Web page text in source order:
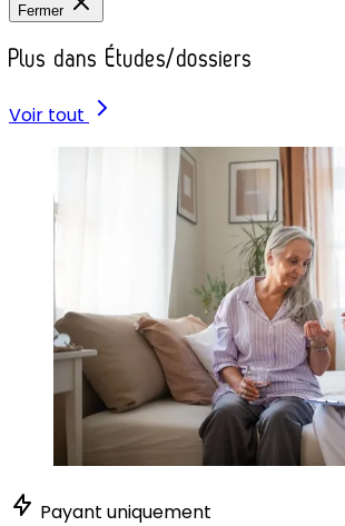
Fermer
Plus dans Études/dossiers
Voir tout
Payant uniquement